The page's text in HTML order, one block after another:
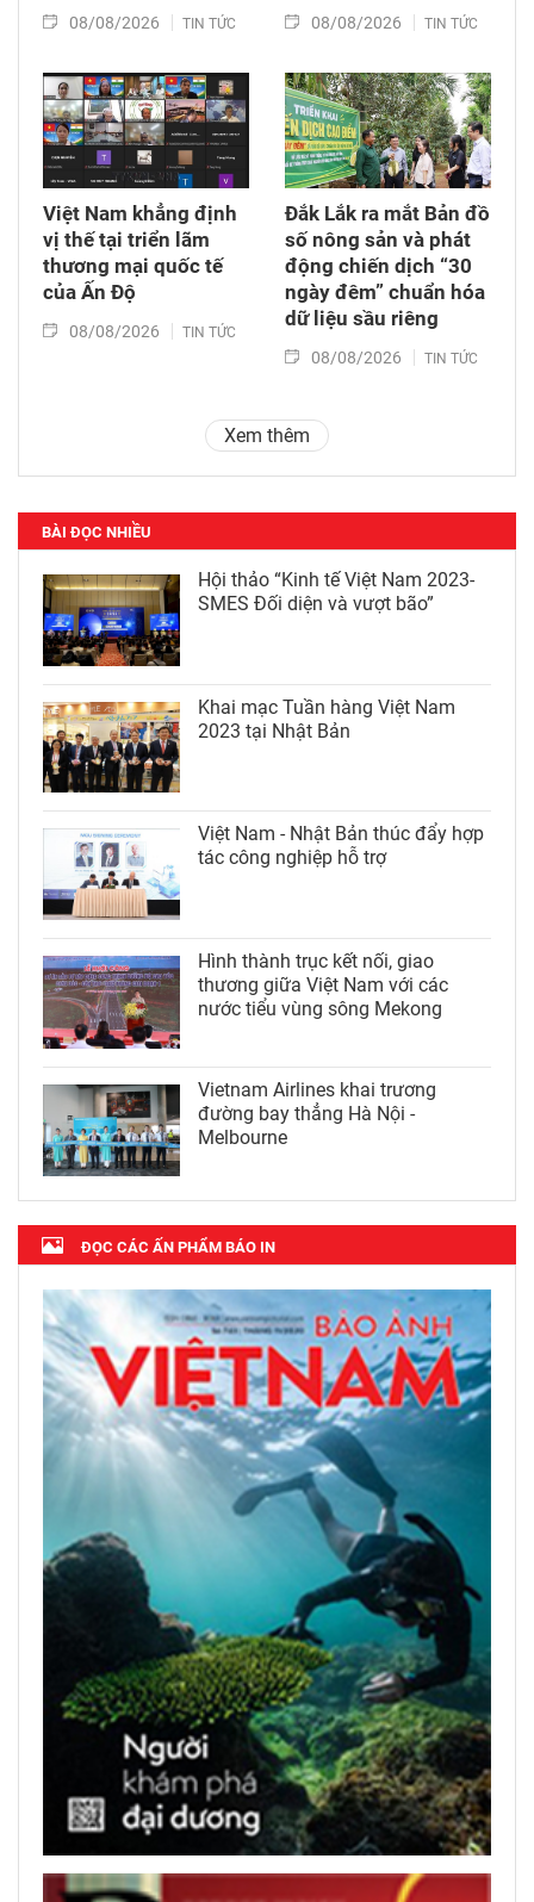
08/08/2026 TIN TỨC 08/08/2026 TIN TỨC
Việt Nam khẳng định
vị thế tại triển lãm
thương mại quốc tế
của Ấn Độ
08/08/2026 TIN TỨC
Đắk Lắk ra mắt Bản đồ
số nông sản và phát
động chiến dịch “30
ngày đêm” chuẩn hóa
dữ liệu sầu riêng
08/08/2026 TIN TỨC
Xem thêm
BÀI ĐỌC NHIỀU
Hội thảo “Kinh tế Việt Nam 2023-
SMES Đối diện và vượt bão”
Khai mạc Tuần hàng Việt Nam
2023 tại Nhật Bản
Việt Nam - Nhật Bản thúc đẩy hợp
tác công nghiệp hỗ trợ
Hình thành trục kết nối, giao
thương giữa Việt Nam với các
nước tiểu vùng sông Mekong
Vietnam Airlines khai trương
đường bay thẳng Hà Nội -
Melbourne
ĐỌC CÁC ẤN PHẨM BÁO IN